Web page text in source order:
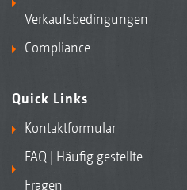
Verkaufsbedingungen
Compliance
Quick Links
Kontaktformular
FAQ | Häufig gestellte
Fragen